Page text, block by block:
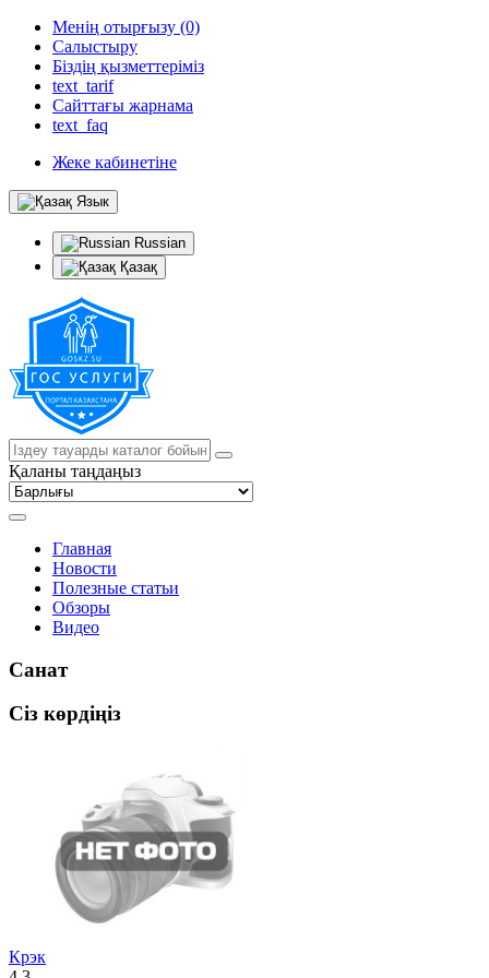
Менің отырғызу (0)
Салыстыру
Біздің қызметтеріміз
text_tarif
Сайттағы жарнама
text_faq
Жеке кабинетіне
Язык
Russian
Қазақ
Қаланы таңдаңыз
Главная
Новости
Полезные статьи
Обзоры
Видео
Санат
Сіз көрдіңіз
Крэк